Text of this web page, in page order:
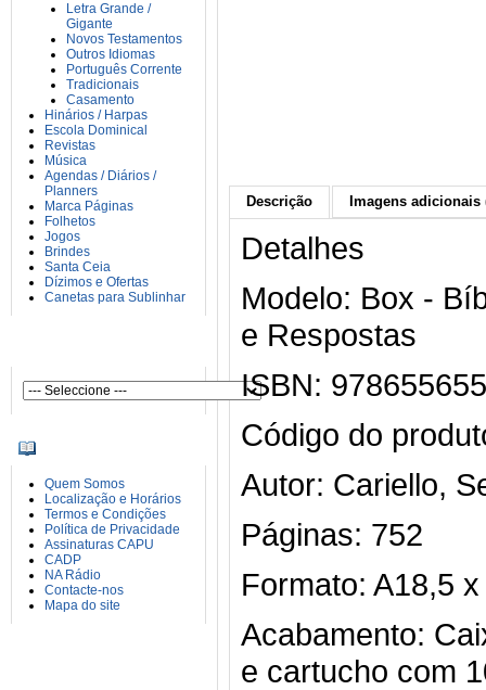
Letra Grande /
Gigante
Novos Testamentos
Outros Idiomas
Português Corrente
Tradicionais
Casamento
Hinários / Harpas
Escola Dominical
Revistas
Música
Agendas / Diários /
Planners
Marca Páginas
Folhetos
Jogos
Brindes
Santa Ceia
Dízimos e Ofertas
Canetas para Sublinhar
Quem Somos
Localização e Horários
Termos e Condições
Política de Privacidade
Assinaturas CAPU
CADP
NA Rádio
Contacte-nos
Mapa do site
Descrição Imagens adicionais
Detalhes
Modelo: Box -
e Respostas
ISBN:
Código do
Autor: Cariello,
Páginas: 752
Formato: A18,5
Acabamento:
e cartucho com